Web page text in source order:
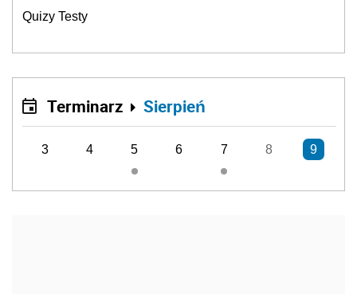
Quizy Testy
Terminarz Sierpień
3 4 5 6 7 8 9